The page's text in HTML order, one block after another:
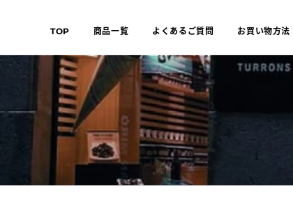
TOP 商品一覧 よくあるご質問 お買い物方法